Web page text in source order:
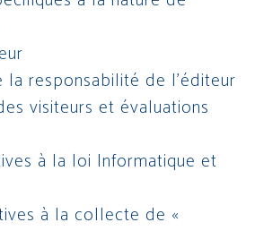
la responsabilité de l’éditeur
visiteurs et évaluations
à la loi Informatique et
à la collecte de «